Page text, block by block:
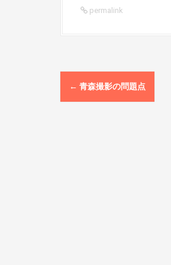
permalink
P
o
← 青森撮影の問題点